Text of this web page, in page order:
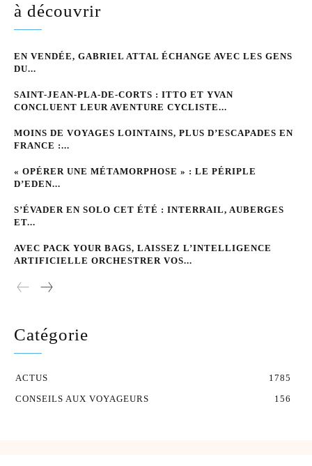
à découvrir
EN VENDÉE, GABRIEL ATTAL ÉCHANGE AVEC LES GENS
DU...
SAINT-JEAN-PLA-DE-CORTS : ITTO ET YVAN
CONCLUENT LEUR AVENTURE CYCLISTE...
MOINS DE VOYAGES LOINTAINS, PLUS D’ESCAPADES EN
FRANCE :...
« OPÉRER UNE MÉTAMORPHOSE » : LE PÉRIPLE
D’EDEN...
S’ÉVADER EN SOLO CET ÉTÉ : INTERRAIL, AUBERGES
ET...
AVEC PACK YOUR BAGS, LAISSEZ L’INTELLIGENCE
ARTIFICIELLE ORCHESTRER VOS...
Catégorie
ACTUS
1785
CONSEILS AUX VOYAGEURS
156